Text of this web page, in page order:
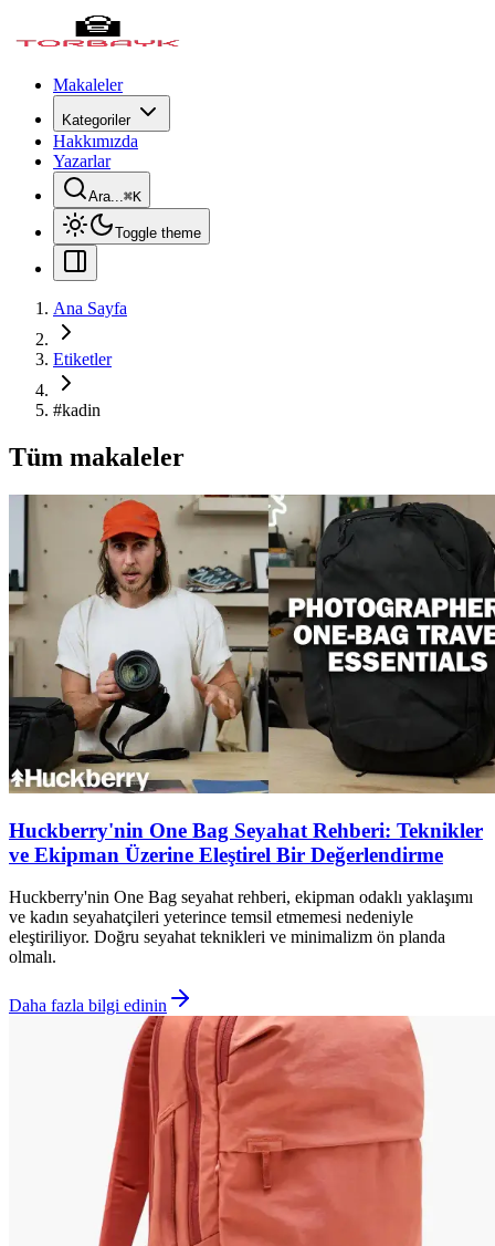
Makaleler
Kategoriler
Hakkımızda
Yazarlar
Ara...⌘K
Toggle theme
Ana Sayfa
Etiketler
#kadin
Tüm makaleler
Huckberry'nin One Bag Seyahat Rehberi: Teknikler
ve Ekipman Üzerine Eleştirel Bir Değerlendirme
Huckberry'nin One Bag seyahat rehberi, ekipman odaklı yaklaşımı
ve kadın seyahatçileri yeterince temsil etmemesi nedeniyle
eleştiriliyor. Doğru seyahat teknikleri ve minimalizm ön planda
olmalı.
Daha fazla bilgi edinin